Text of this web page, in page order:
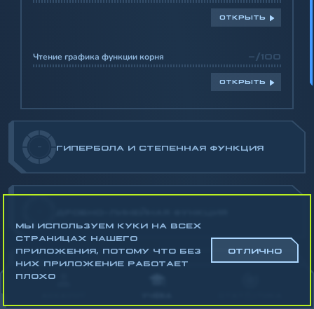
ОТКРЫТЬ
Чтение графика функции корня -/100
ОТКРЫТЬ
- ГИПЕРБОЛА И СТЕПЕННАЯ ФУНКЦИЯ
-
МЫ ИСПОЛЬЗУЕМ КУКИ НА ВСЕХ
СТРАНИЦАХ НАШЕГО
ПРИЛОЖЕНИЯ, ПОТОМУ ЧТО БЕЗ
НИХ ПРИЛОЖЕНИЕ РАБОТАЕТ
ПЛОХО
ОТЛИЧНО